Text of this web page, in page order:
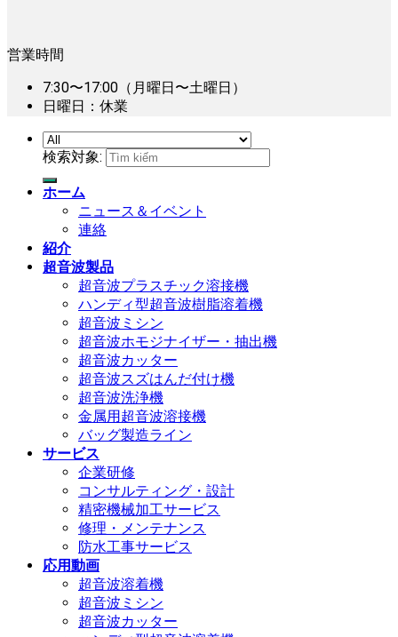
営業時間
7:30〜17:00（月曜日〜土曜日）
日曜日：休業
検索対象:
ホーム
ニュース＆イベント
連絡
紹介
超音波製品
超音波プラスチック溶接機
ハンディ型超音波樹脂溶着機
超音波ミシン
超音波ホモジナイザー・抽出機
超音波カッター
超音波スズはんだ付け機
超音波洗浄機
金属用超音波溶接機
バッグ製造ライン
サービス
企業研修
コンサルティング・設計
精密機械加工サービス
修理・メンテナンス
防水工事サービス
応用動画
超音波溶着機
超音波ミシン
超音波カッター